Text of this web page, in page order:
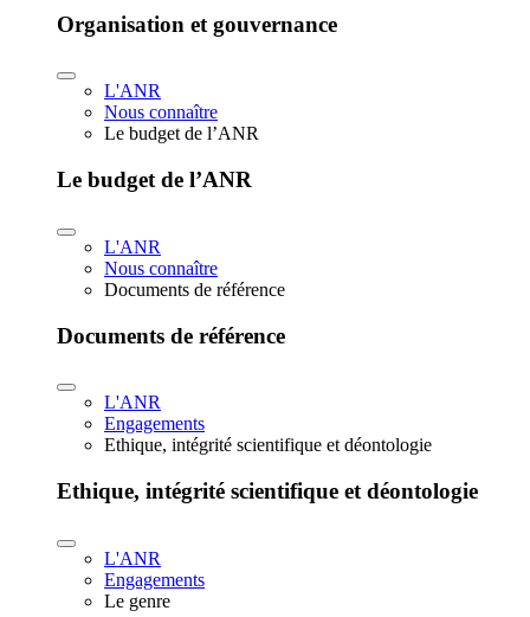
Organisation et gouvernance
L'ANR
Nous connaître
Le budget de l’ANR
Le budget de l’ANR
L'ANR
Nous connaître
Documents de référence
Documents de référence
L'ANR
Engagements
Ethique, intégrité scientifique et déontologie
Ethique, intégrité scientifique et déontologie
L'ANR
Engagements
Le genre